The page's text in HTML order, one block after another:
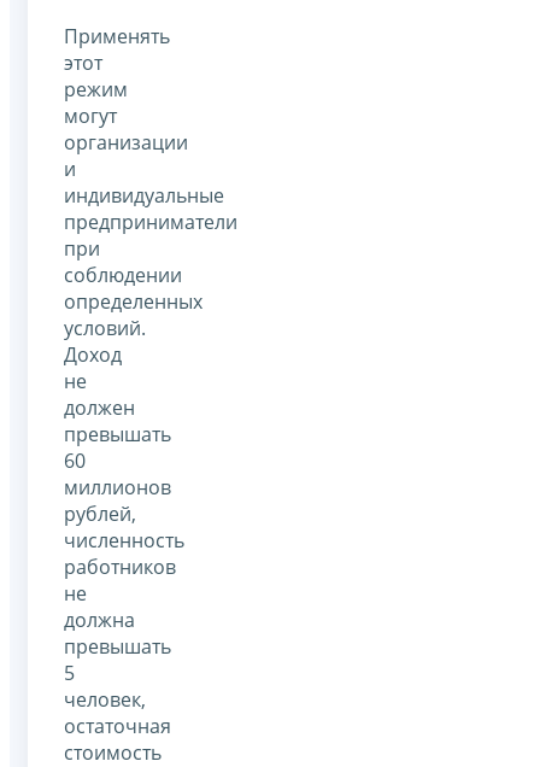
Применять
этот
режим
могут
организации
и
индивидуальные
предприниматели
при
соблюдении
определенных
условий.
Доход
не
должен
превышать
60
миллионов
рублей,
численность
работников
не
должна
превышать
5
человек,
остаточная
стоимость